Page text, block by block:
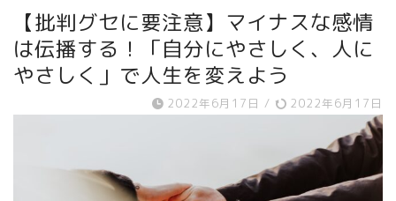
【批判グセに要注意】マイナスな感情
は伝播する！「自分にやさしく、人に
やさしく」で人生を変えよう
2022年6月17日 / 2022年6月17日